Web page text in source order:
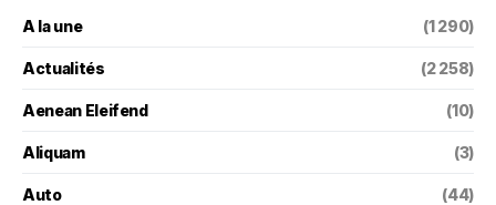
A la une (1 290)
Actualités (2 258)
Aenean Eleifend (10)
Aliquam (3)
Auto (44)